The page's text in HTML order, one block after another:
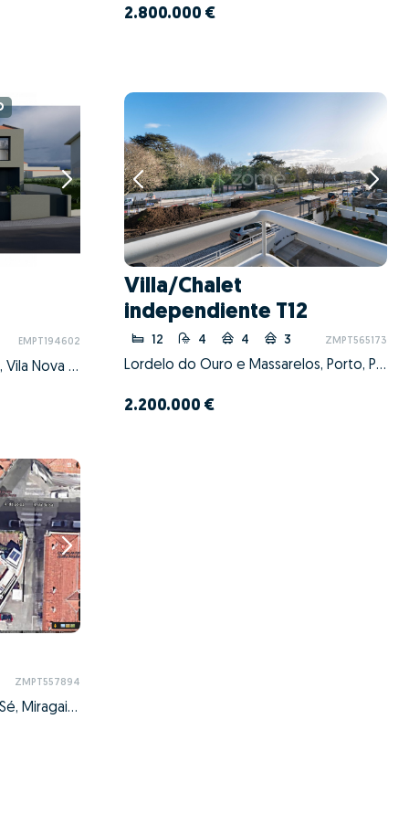
2.800.000 €
EMPT194602
Mafamude e Vilar do Paraíso, Vila Nova de Gaia, Porto
Villa/Chalet
independiente T12
12 4 4 3 ZMPT565173
Lordelo do Ouro e Massarelos, Porto, Porto
2.200.000 €
ZMPT557894
Cedofeita, Santo Ildefonso, Sé, Miragaia, São Nicolau e Vitória, Porto, Porto